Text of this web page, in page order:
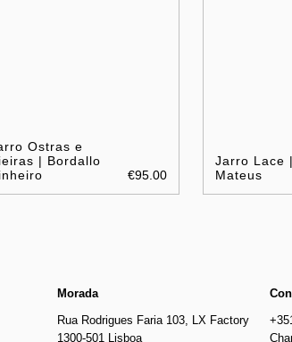
Ostras e
| Bordallo
€95.00
Jarro Lace |
Mateus
Morada
Rua Rodrigues Faria 103, LX Factory
1300-501 Lisboa